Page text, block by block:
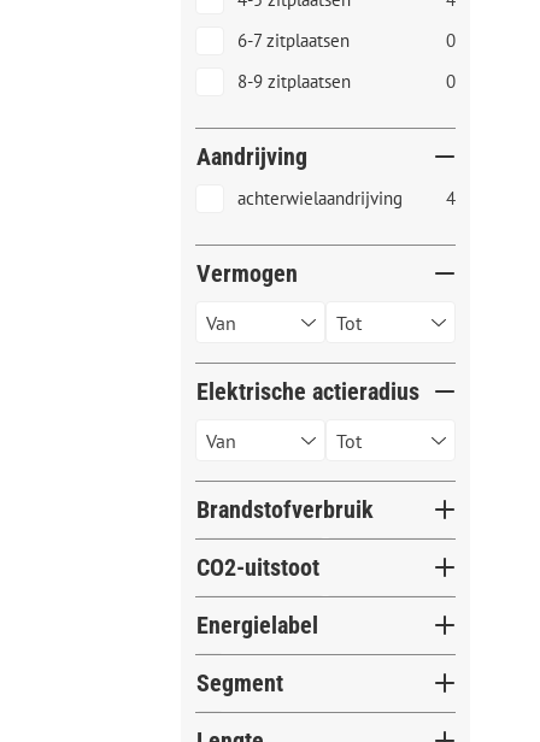
6-7 zitplaatsen
0
8-9 zitplaatsen
0
Aandrijving
achterwielaandrijving 4
Vermogen
Elektrische actieradius
Brandstofverbruik
CO2-uitstoot
Energielabel
Segment